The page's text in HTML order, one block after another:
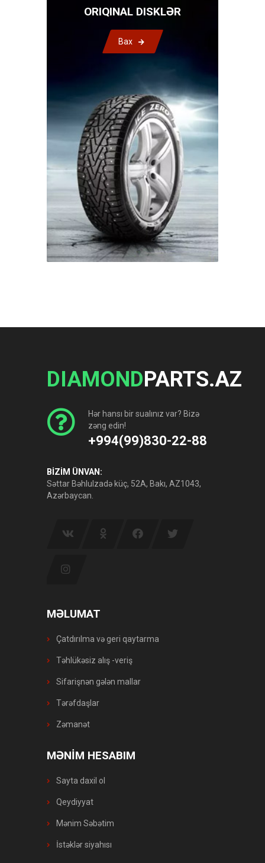
ORIQINAL DISKLƏR
Bax
DIAMONDPARTS.AZ
Hər hansı bir sualınız var? Bizə
zəng edin!
+994(99)830-22-88
BİZİM ÜNVAN:
Səttar Bəhlulzadə küç, 52A, Bakı, AZ1043,
Azərbaycan.
MƏLUMAT
Çatdırılma və geri qaytarma
Təhlükəsiz alış -veriş
Sifarişnən gələn mallar
Tərəfdaşlar
Zəmanət
MƏNİM HESABIM
Sayta daxil ol
Qeydiyyat
Mənim Səbətim
İstəklər siyahısı